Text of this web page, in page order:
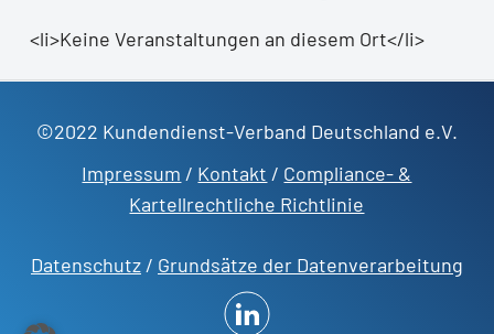
<li>Keine Veranstaltungen an diesem Ort</li>
©2022 Kundendienst-Verband Deutschland e.V.
Impressum / Kontakt / Compliance- &
Kartellrechtliche Richtlinie
Datenschutz/ Grundsätze der Datenverarbeitung